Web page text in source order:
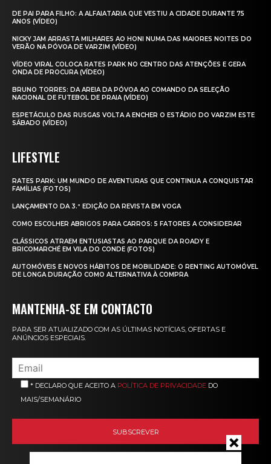
DE PAI PARA FILHO: A ALFAIATARIA QUE VESTIU A CIDADE DURANTE 75
ANOS (VÍDEO)
NICKY JAM ARRASTA MILHARES AO HONI NUMA DAS MAIORES NOITES DO
VERÃO NA PÓVOA DE VARZIM (VÍDEO)
VÍDEO VIRAL COLOCA RATES PARK NO CENTRO DAS ATENÇÕES E GERA
ONDA DE PROCURA (VÍDEO)
BRUNO TORRES: DA AREIA DA PÓVOA AO COMANDO DA SELEÇÃO
NACIONAL DE FUTEBOL DE PRAIA (VÍDEO)
ESPETÁCULO DAS RUSGAS VOLTA A ENCHER O ESTÁDIO DO VARZIM ESTE
SÁBADO (VÍDEO)
LIFESTYLE
RATES PARK: UM MUNDO DE AVENTURAS QUE CONTINUA A CONQUISTAR
FAMÍLIAS (FOTOS)
LANÇAMENTO DA 3.ª EDIÇÃO DA REVISTA EM VOGA
COMO ESCOLHER ABRIGOS PARA CARROS: 5 FATORES A CONSIDERAR
CLÁSSICOS ATRAEM ENTUSIASTAS AO PARQUE DA ROADY E
BRICOMARCHÉ EM VILA DO CONDE (FOTOS)
AUTOMÓVEIS E NOVOS HÁBITOS DE MOBILIDADE: O RENTING AUTOMÓVEL
DE LONGA DURAÇÃO COMO ALTERNATIVA À COMPRA
MANTENHA-SE EM CONTACTO
PARA SER ATUALIZADO COM AS ÚLTIMAS NOTÍCIAS, OFERTAS E
ANÚNCIOS ESPECIAIS.
* DECLARO QUE ACEITO A POLÍTICA DE PRIVACIDADE DO
MAIS/SEMANÁRIO